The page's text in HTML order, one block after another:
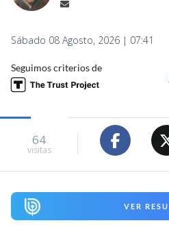
Sábado 08 Agosto, 2026 | 07:41
Seguimos criterios de
64
visitas
VER